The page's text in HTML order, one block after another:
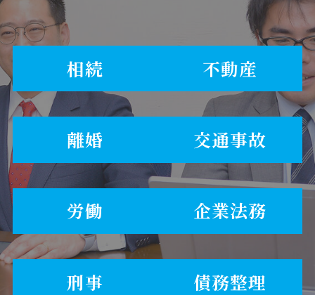
相続 不動産
離婚 交通事故
労働 企業法務
刑事 債務整理